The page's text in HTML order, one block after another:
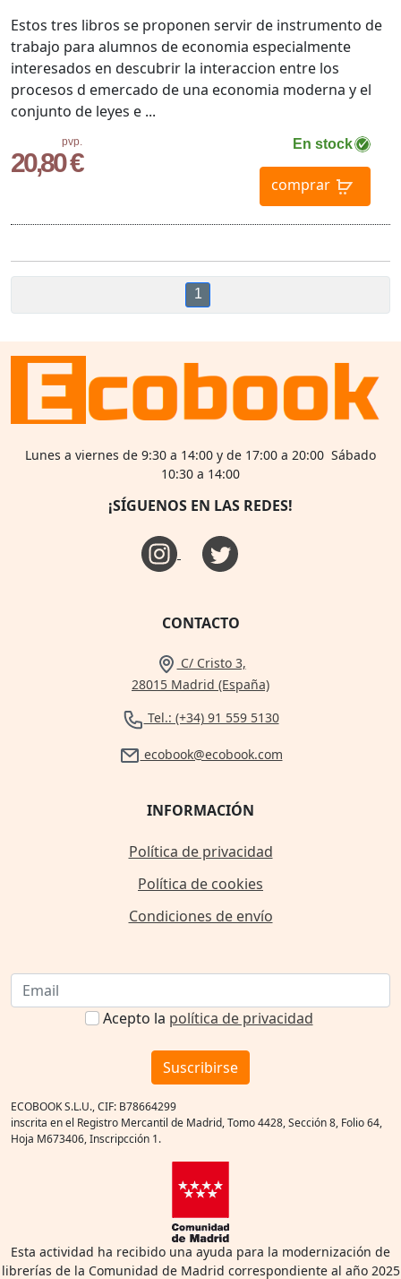
pvp.
20,80 €
En stock
comprar
Estos tres libros se proponen servir de instrumento de
trabajo para alumnos de economia especialmente
interesados en descubrir la interaccion entre los
procesos d emercado de una economia moderna y el
conjunto de leyes e ...
1
Lunes a viernes de 9:30 a 14:00 y de 17:00 a 20:00 Sábado
10:30 a 14:00
¡SÍGUENOS EN LAS REDES!
CONTACTO
C/ Cristo 3,
28015 Madrid (España)
Tel.: (+34) 91 559 5130
ecobook@ecobook.com
INFORMACIÓN
Política de privacidad
Política de cookies
Condiciones de envío
Acepto la política de privacidad
Suscribirse
ECOBOOK S.L.U., CIF: B78664299
inscrita en el Registro Mercantil de Madrid, Tomo 4428, Sección 8, Folio 64,
Hoja M673406, Inscripcción 1.
Esta actividad ha recibido una ayuda para la modernización de
librerías de la Comunidad de Madrid correspondiente al año 2025